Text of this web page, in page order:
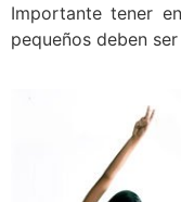
Importante tener
pequeños deben